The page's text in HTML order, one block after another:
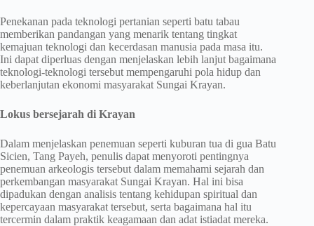
Penekanan pada teknologi pertanian seperti batu tabau
memberikan pandangan yang menarik tentang tingkat
kemajuan teknologi dan kecerdasan manusia pada masa itu.
Ini dapat diperluas dengan menjelaskan lebih lanjut bagaimana
teknologi-teknologi tersebut mempengaruhi pola hidup dan
keberlanjutan ekonomi masyarakat Sungai Krayan.
Lokus bersejarah di Krayan
Dalam menjelaskan penemuan seperti kuburan tua di gua Batu
Sicien, Tang Payeh, penulis dapat menyoroti pentingnya
penemuan arkeologis tersebut dalam memahami sejarah dan
perkembangan masyarakat Sungai Krayan. Hal ini bisa
dipadukan dengan analisis tentang kehidupan spiritual dan
kepercayaan masyarakat tersebut, serta bagaimana hal itu
tercermin dalam praktik keagamaan dan adat istiadat mereka.